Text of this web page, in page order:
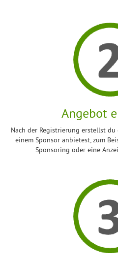
Angebot
Nach der Registrierung erstellst
einem Sponsor anbietest, zum
Sponsoring oder eine